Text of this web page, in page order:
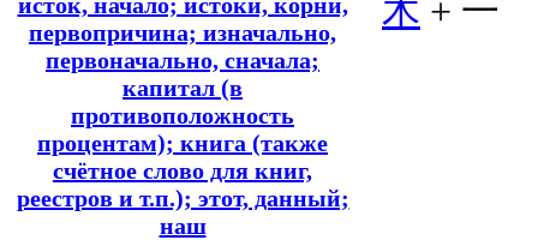
первопричина; изначально,
первоначально, сначала;
капитал (в
противоположность
процентам); книга (также
счётное слово для книг,
реестров и т.п.); этот, данный;
наш
木 + 一